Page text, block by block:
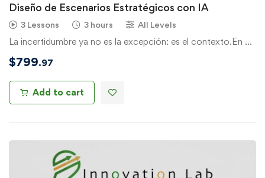
Diseño de Escenarios Estratégicos con IA
3 Lessons 3 hours All Levels
La incertidumbre ya no es la excepción: es el contexto.En …
$799.97
Add to cart